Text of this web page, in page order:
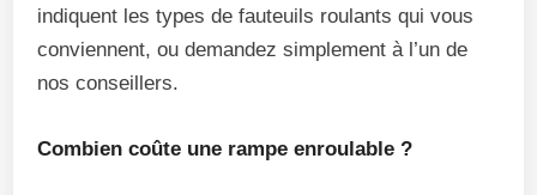
indiquent les types de fauteuils roulants qui vous
conviennent, ou demandez simplement à l’un de
nos conseillers.
Combien coûte une rampe enroulable ?